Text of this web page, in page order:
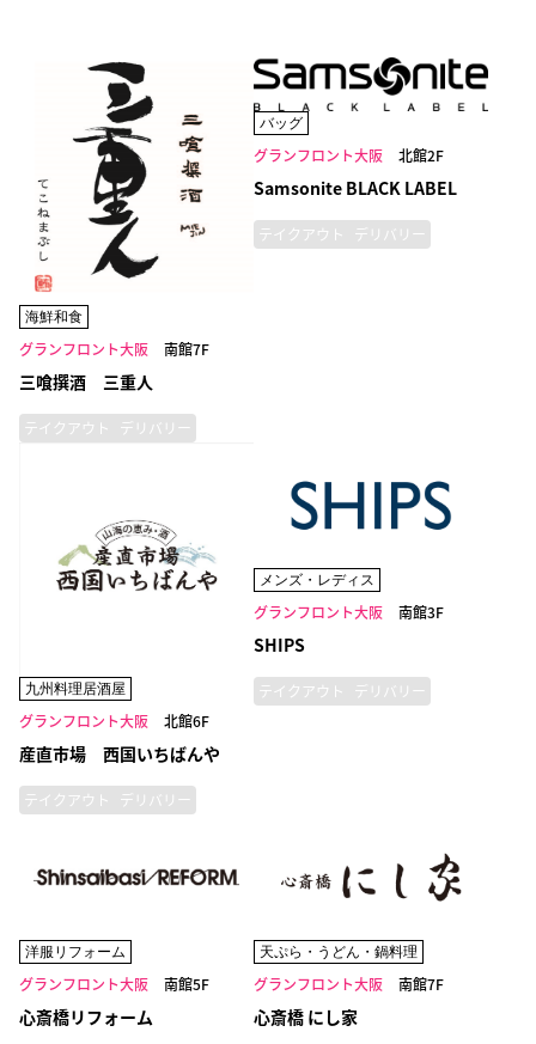
海鮮和食
グランフロント大阪 南館7F
三喰撰酒 三重人
テイクアウト デリバリー
バッグ
グランフロント大阪 北館2F
Samsonite BLACK LABEL
テイクアウト デリバリー
九州料理居酒屋
グランフロント大阪 北館6F
産直市場 西国いちばんや
テイクアウト デリバリー
メンズ・レディス
グランフロント大阪 南館3F
SHIPS
テイクアウト デリバリー
洋服リフォーム
グランフロント大阪 南館5F
心斎橋リフォーム
天ぷら・うどん・鍋料理
グランフロント大阪 南館7F
心斎橋 にし家